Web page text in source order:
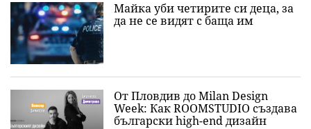
Майка уби четирите си деца, за
да не се видят с баща им
От Пловдив до Milan Design
Week: Как ROOMSTUDIO създава
български high-end дизайн